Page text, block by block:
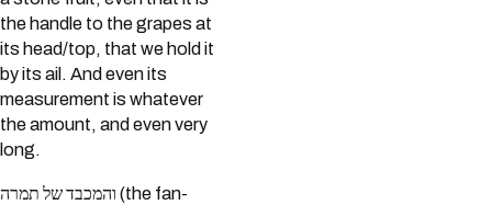
the handle to the grapes at
its head/top, that we hold it
by its ail. And even its
measurement is whatever
the amount, and even very
long.
והמכבד של תמרה (the fan-